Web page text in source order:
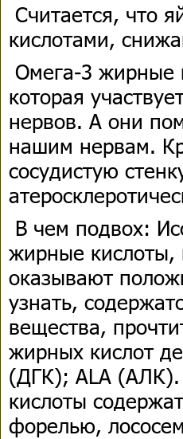
Считается, что
кислотами,
Омега-3 жирные
которая
нервов. А они
нашим нервам.
сосудистую
В чем подвох:
жирные кислоты,
оказывают
узнать,
вещества,
жирных кислот
(ДГК); ALA
кислоты
форелью,